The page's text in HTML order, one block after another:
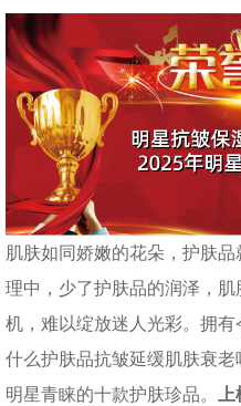
肌肤如同娇嫩的花朵，护肤
理中，少了护肤品的润泽，
机，难以绽放迷人光彩。拥
什么护肤品抗皱延缓肌肤衰
明星青睐的十款护肤珍品。 上